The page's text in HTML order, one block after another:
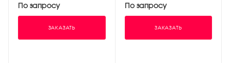
По запросу
ЗАКАЗАТЬ
По запросу
ЗАКАЗАТЬ